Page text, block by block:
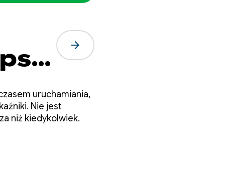
arrow_forward
uruchamiania,
Nie jest
niż kiedykolwiek.